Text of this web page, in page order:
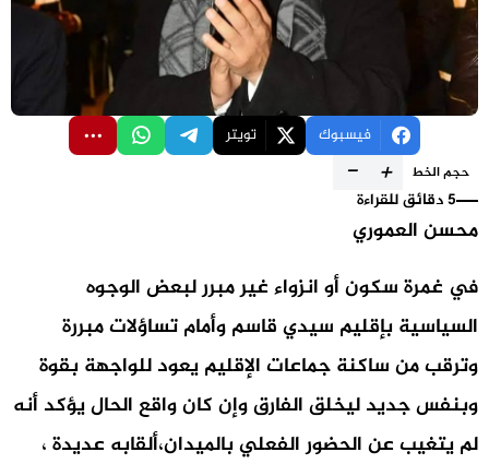
فيسبوك تويتر
حجم الخط +
-
5 دقائق للقراءة
محسن العموري
في غمرة سكون أو انزواء غير مبرر لبعض الوجوه
السياسية بإقليم سيدي قاسم وأمام تساؤلات مبررة
وترقب من ساكنة جماعات الإقليم يعود للواجهة بقوة
وبنفس جديد ليخلق الفارق وإن كان واقع الحال يؤكد أنه
لم يتغيب عن الحضور الفعلي بالميدان،ألقابه عديدة ،